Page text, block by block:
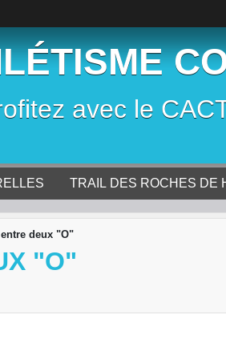
avec le
TRAIL DES ROCHES DE
deux "O"
"O"